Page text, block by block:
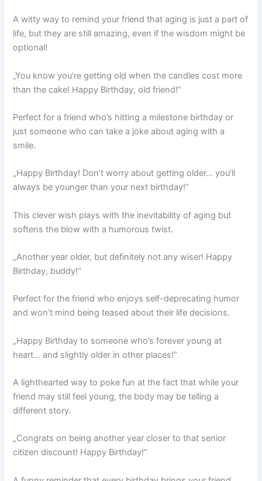
A witty way to remind your friend that aging is just a part of
life, but they are still amazing, even if the wisdom might be
optional!
„You know you’re getting old when the candles cost more
than the cake! Happy Birthday, old friend!“
Perfect for a friend who’s hitting a milestone birthday or
just someone who can take a joke about aging with a
smile.
„Happy Birthday! Don’t worry about getting older… you’ll
always be younger than your next birthday!“
This clever wish plays with the inevitability of aging but
softens the blow with a humorous twist.
„Another year older, but definitely not any wiser! Happy
Birthday, buddy!“
Perfect for the friend who enjoys self-deprecating humor
and won’t mind being teased about their life decisions.
„Happy Birthday to someone who’s forever young at
heart… and slightly older in other places!“
A lighthearted way to poke fun at the fact that while your
friend may still feel young, the body may be telling a
different story.
„Congrats on being another year closer to that senior
citizen discount! Happy Birthday!“